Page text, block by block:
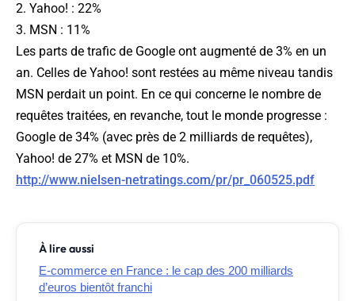
2. Yahoo! : 22%
3. MSN : 11%
Les parts de trafic de Google ont augmenté de 3% en un
an. Celles de Yahoo! sont restées au même niveau tandis
MSN perdait un point. En ce qui concerne le nombre de
requêtes traitées, en revanche, tout le monde progresse :
Google de 34% (avec près de 2 milliards de requêtes),
Yahoo! de 27% et MSN de 10%.
http://www.nielsen-netratings.com/pr/pr_060525.pdf
À lire aussi
E-commerce en France : le cap des 200 milliards
d’euros bientôt franchi